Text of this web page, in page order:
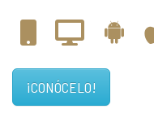
¡CONÓCELO!